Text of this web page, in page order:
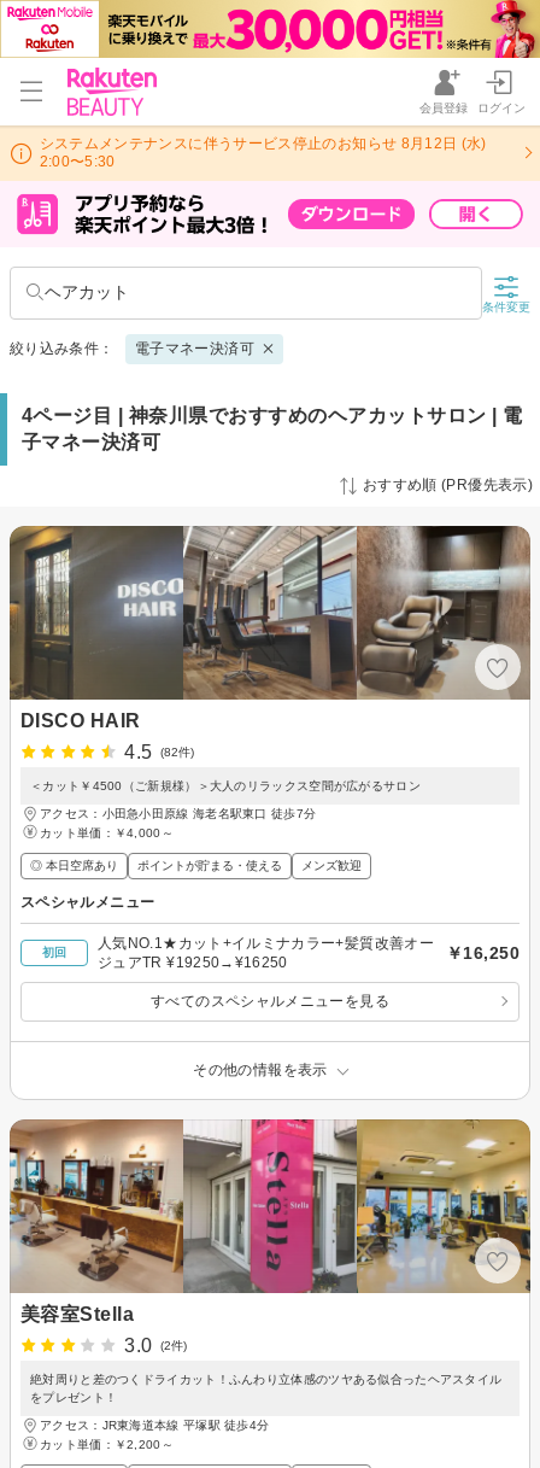
会員登録 ログイン
システムメンテナンスに伴うサービス停止のお知らせ 8月12日 (水)
2:00〜5:30
ヘアカット
条件変更
絞り込み条件： 電子マネー決済可
4ページ目 | 神奈川県でおすすめのヘアカットサロン | 電
子マネー決済可
おすすめ順 (PR優先表示)
DISCO HAIR
4.5
(82件)
＜カット￥4500（ご新規様）＞大人のリラックス空間が広がるサロン
アクセス：小田急小田原線 海老名駅東口 徒歩7分
カット単価： ￥4,000～
◎ 本日空席あり ポイントが貯まる・使える メンズ歓迎
スペシャルメニュー
初回
人気NO.1★カット+イルミナカラー+髪質改善オー
ジュアTR ¥19250→¥16250
￥16,250
すべてのスペシャルメニューを見る
その他の情報を表示
美容室Stella
3.0
(2件)
絶対周りと差のつくドライカット！ふんわり立体感のツヤある似合ったヘアスタイル
をプレゼント！
アクセス：JR東海道本線 平塚駅 徒歩4分
カット単価： ￥2,200～